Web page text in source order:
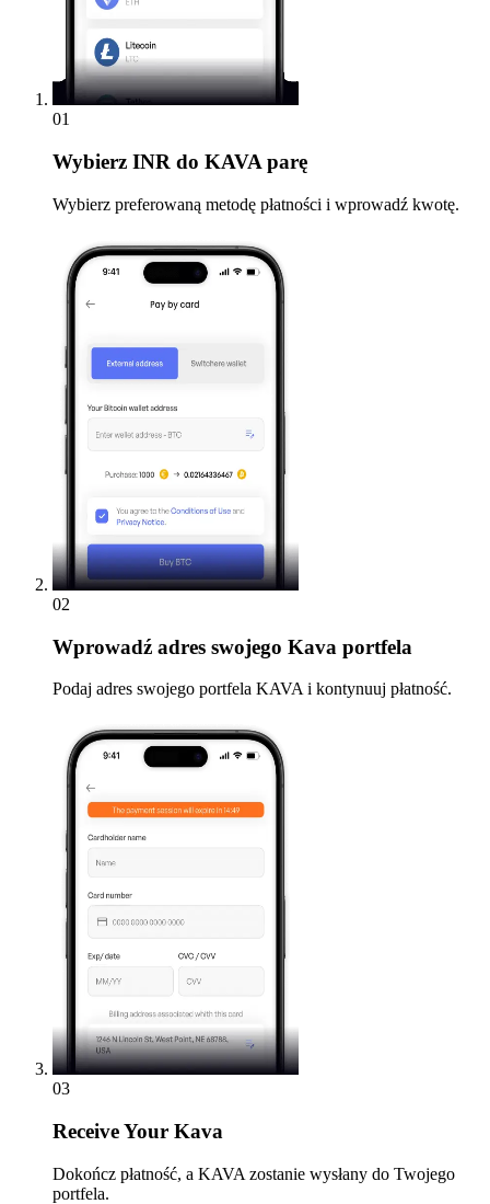
01
Wybierz INR do KAVA parę
Wybierz preferowaną metodę płatności i wprowadź kwotę.
02
Wprowadź adres swojego Kava portfela
Podaj adres swojego portfela KAVA i kontynuuj płatność.
03
ReceiveYour Kava
Dokończ płatność, a KAVA zostanie wysłany do Twojego
portfela.